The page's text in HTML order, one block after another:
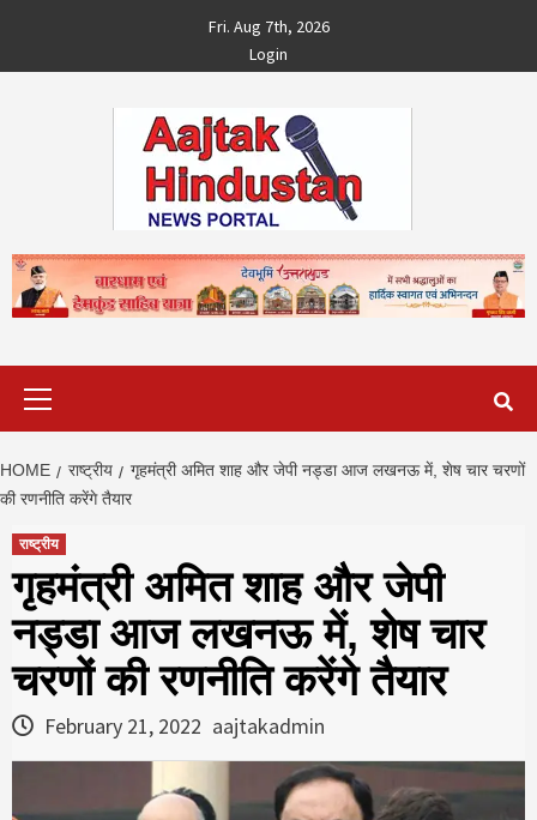
content
Fri. Aug 7th, 2026
Login
HOME राष्ट्रीय
गृहमंत्री अमित शाह और जेपी नड्डा आज लखनऊ में, शेष चार चरणों
की रणनीति करेंगे तैयार
राष्ट्रीय
गृहमंत्री अमित शाह और जेपी
नड्डा आज लखनऊ में, शेष चार
चरणों की रणनीति करेंगे तैयार
February 21, 2022 aajtakadmin